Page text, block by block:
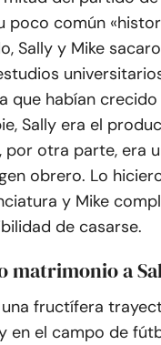
poco común
Sally y Mike
que habían
Sally era el
por otra parte, era
obrero. Lo
y Mike
de casarse.
matrimonio a
fructífera
en el campo de